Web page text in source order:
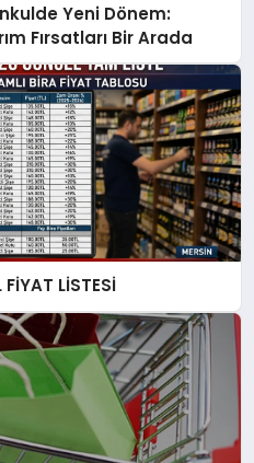
Yeni Dönem:
Fırsatları Bir Arada
FİYAT LİSTESİ